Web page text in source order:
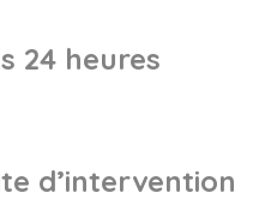
24 heures
d’intervention